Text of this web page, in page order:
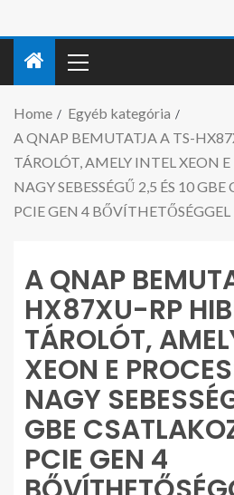
Home
Egyéb kategória
A QNAP BEMUTATJA A TS-
TÁROLÓT, AMELY INTEL XEON E
NAGY SEBESSÉGŰ 2,5 ÉS 10 GBE
PCIE GEN 4 BŐVÍTHETŐSÉGGEL
A QNAP
HX87XU-RP
TÁROLÓT,
XEON E
NAGY
GBE
PCIE GEN 4